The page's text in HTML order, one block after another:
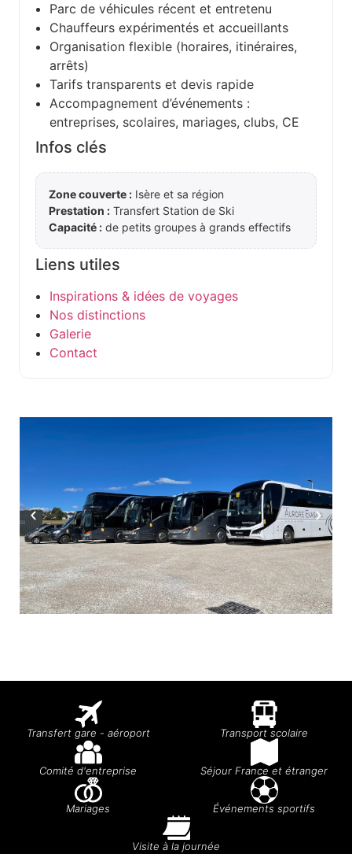
Parc de véhicules récent et entretenu
Chauffeurs expérimentés et accueillants
Organisation flexible (horaires, itinéraires,
arrêts)
Tarifs transparents et devis rapide
Accompagnement d’événements :
entreprises, scolaires, mariages, clubs, CE
Infos clés
Zone couverte : Isère et sa région
Prestation : Transfert Station de Ski
Capacité : de petits groupes à grands effectifs
Liens utiles
Inspirations & idées de voyages
Nos distinctions
Galerie
Contact
Transfert gare - aéroport Transport scolaire
Comité d'entreprise Séjour France et étranger
Mariages Événements sportifs
Visite à la journée